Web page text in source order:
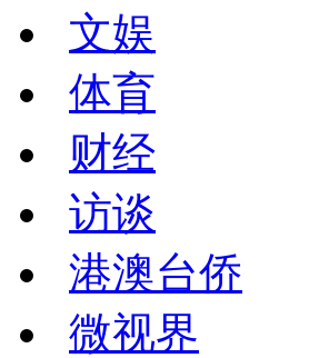
文娱
体育
财经
访谈
港澳台侨
微视界